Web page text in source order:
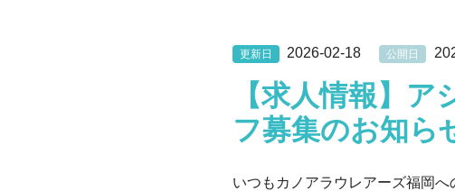
更新日 2026-02-18 公開日
【求人情報】
フ募集のお知ら
いつもカノアラウレアーズ福岡へ